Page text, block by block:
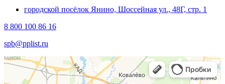
городской посёлок Янино, Шоссейная ул., 48Г, стр. 1
8 800 100 86 16
spb@pplist.ru